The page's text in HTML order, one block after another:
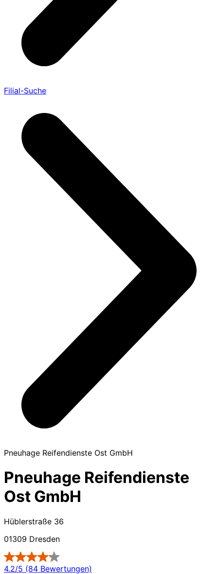
Filial-Suche
Pneuhage Reifendienste Ost GmbH
Pneuhage Reifendienste
Ost GmbH
Hüblerstraße 36
01309 Dresden
4.2/5 (84 Bewertungen)